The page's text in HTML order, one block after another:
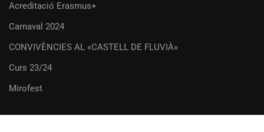
Acreditació Erasmus+
Carnaval 2024
CONVIVÈNCIES AL «CASTELL DE FLUVIÀ»
Curs 23/24
Mirofest